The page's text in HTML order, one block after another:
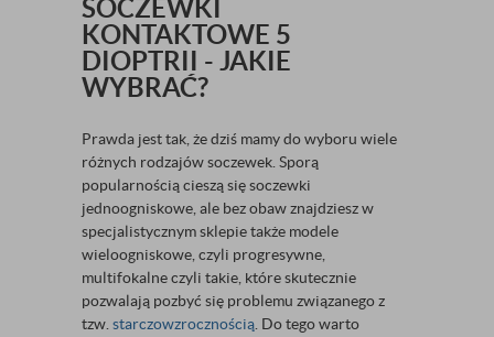
SOCZEWKI
KONTAKTOWE 5
DIOPTRII - JAKIE
WYBRAĆ?
Prawda jest tak, że dziś mamy do wyboru wiele
różnych rodzajów soczewek. Sporą
popularnością cieszą się soczewki
jednoogniskowe, ale bez obaw znajdziesz w
specjalistycznym sklepie także modele
wieloogniskowe, czyli progresywne,
multifokalne czyli takie, które skutecznie
pozwalają pozbyć się problemu związanego z
tzw. starczowzrocznością . Do tego warto